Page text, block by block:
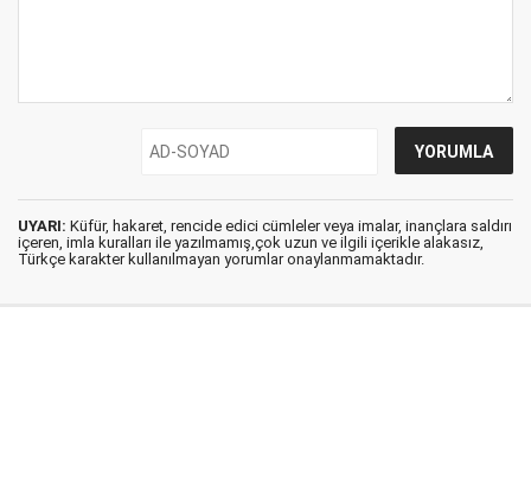
UYARI: Küfür, hakaret, rencide edici cümleler veya imalar, inançlara saldırı
içeren, imla kuralları ile yazılmamış,çok uzun ve ilgili içerikle alakasız,
Türkçe karakter kullanılmayan yorumlar onaylanmamaktadır.